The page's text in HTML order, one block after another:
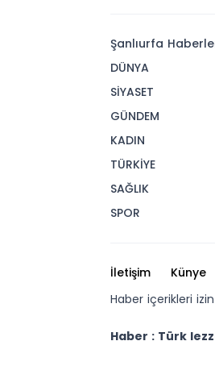
Şanlıurfa
DÜNYA
SİYASET
GÜNDEM
KADIN
TÜRKİYE
SAĞLIK
SPOR
İletişim Künye
Haber içerikleri
Haber : Türk